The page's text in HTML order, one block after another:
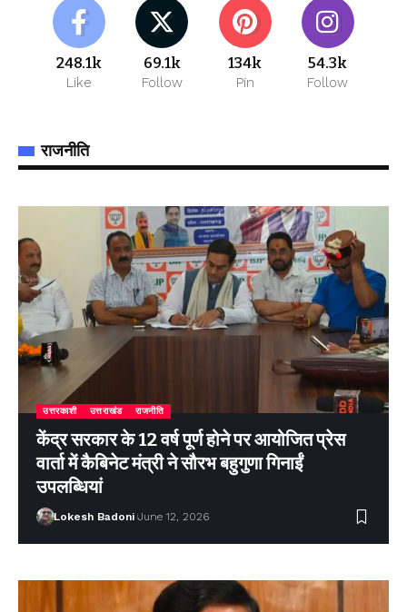
248.1k
Like
69.1k
Follow
134k
Pin
54.3k
Follow
राजनीति
उत्तरकाशी उत्तराखंड राजनीति
केंद्र सरकार के 12 वर्ष पूर्ण होने पर आयोजित प्रेस
वार्ता में कैबिनेट मंत्री ने सौरभ बहुगुणा गिनाईं
उपलब्धियां
Lokesh Badoni June 12, 2026